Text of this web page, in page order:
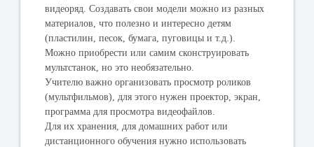
видеоряд. Создавать свои модели можно из разных
материалов, что полезно и интересно детям
(пластилин, песок, бумага, пуговицы и т.д.).
Можно приобрести или самим сконструировать
мультстанок, но это необязательно.
Учителю важно организовать просмотр роликов
(мультфильмов), для этого нужен проектор, экран,
программа для просмотра видеофайлов.
Для их хранения, для домашних работ или
дистанционного обучения нужно использовать